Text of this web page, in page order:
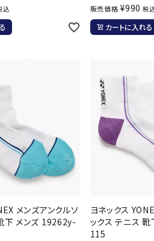
ソック
その他
ット
ューズ
ェア
（卓球）
アクセサリー
バスケ
レプリ
ボー
ボール
ソッ
ズ
グシュ
HANSEN
LUXILON
MIKASA
ミ
込 販売価格 ¥990 税
カートに入れる
メンズアンクルソ
下 メンズ 19262y-
ヨネックス
ックス テニス
115